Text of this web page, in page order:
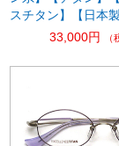
スチタン】【日本製
33,000円
（